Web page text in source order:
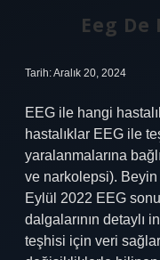
Eeg
Tarih: Aralık 20, 2024
EEG ile hangi
hastalıklar EEG ile
yaralanmalarına
ve narkolepsi). Beyin
Eylül 2022 EEG
dalgalarının detaylı
teşhisi için veri